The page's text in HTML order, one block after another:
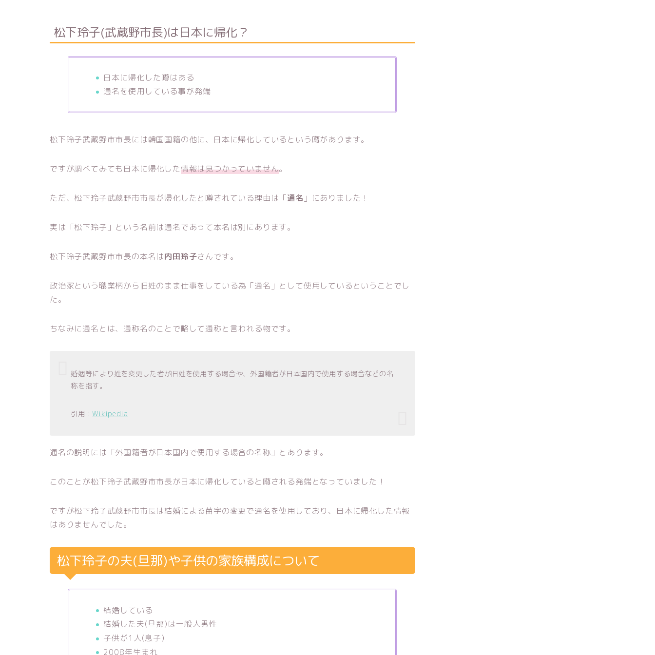
松下玲子(武蔵野市長)は日本に帰化？
日本に帰化した噂はある
通名を使用している事が発端
松下玲子武蔵野市市長には韓国国籍の他に、日本に帰化しているという噂があります。
ですが調べてみても日本に帰化した情報は見つかっていません。
ただ、松下玲子武蔵野市市長が帰化したと噂されている理由は「通名 」にありました！
実は「松下玲子」という名前は通名であって本名は別にあります。
松下玲子武蔵野市市長の本名は内田玲子さんです。
政治家という職業柄から旧姓のまま仕事をしている為「通名」として使用しているということでし
た。
ちなみに通名とは、通称名のことで略して通称と言われる物です。
婚姻等により姓を変更した者が旧姓を使用する場合や、外国籍者が日本国内で使用する場合などの名
称を指す。
引用：Wikipedia
通名の説明には「外国籍者が日本国内で使用する場合の名称」とあります。
このことが松下玲子武蔵野市市長が日本に帰化していると噂される発端となっていました！
ですが松下玲子武蔵野市市長は結婚による苗字の変更で通名を使用しており、日本に帰化した情報
はありませんでした。
松下玲子の夫(旦那)や子供の家族構成について
結婚している
結婚した夫(旦那)は一般人男性
子供が1人(息子)
2008年生まれ